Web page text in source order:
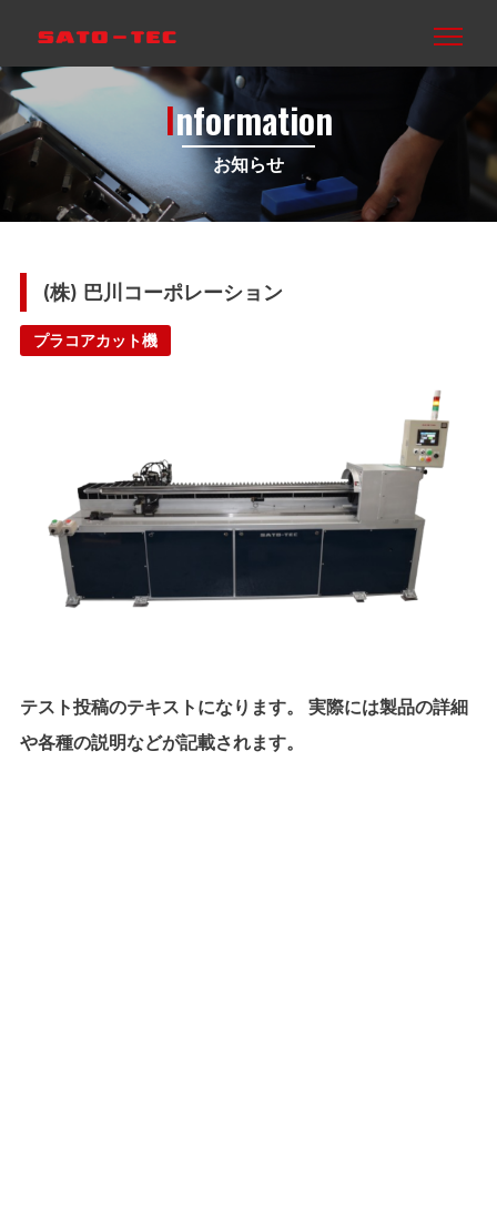
Information
お知らせ
(株) 巴川コーポレーション
プラコアカット機
テスト投稿のテキストになります。 実際には製品の詳細
や各種の説明などが記載されます。